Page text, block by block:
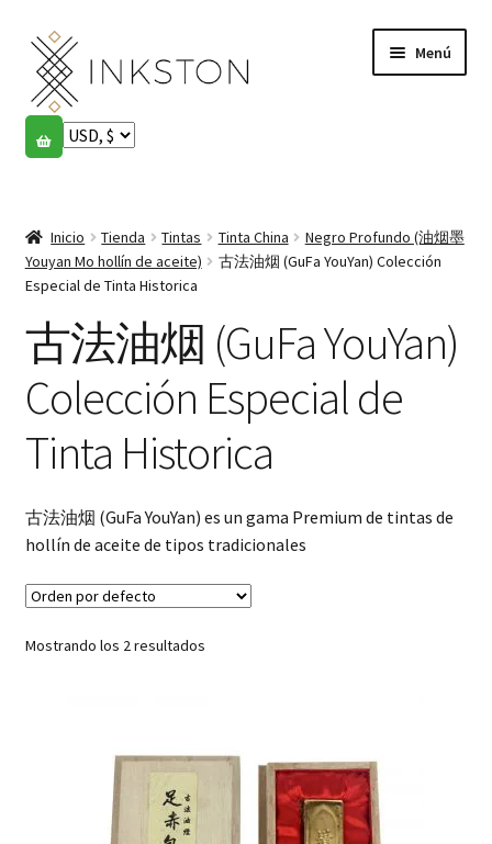
Ir
la
navegación
Ir
al
contenido
Menú
Tienda
menú
English
Français
Comunidad
FAQ
Inicio Tienda Tintas Tinta China
Negro Profundo (油烟墨
Youyan Mo hollín de aceite)
古法油烟 (GuFa YouYan) Colección
Especial de Tinta Historica
古法油烟 (GuFa YouYan)
Colección Especial de
Tinta Historica
古法油烟 (GuFa YouYan) es un gama Premium de tintas de
hollín de aceite de tipos tradicionales
Mostrando los 2 resultados